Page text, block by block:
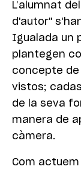
L’alumnat
d'autor"
Igualada un
plantegen
concepte de
vistos;
de la seva
manera de
càmera.
Com